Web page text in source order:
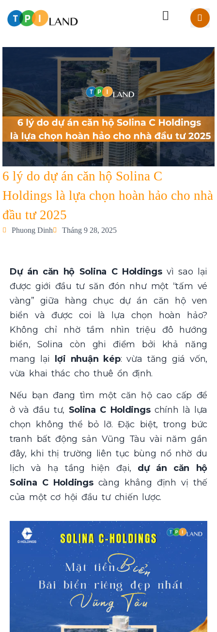
6 lý do dự án căn hộ Solina C
Holdings là lựa chọn hoàn hảo cho nhà
đầu tư 2025
Phuong Dinh Tháng 9 28, 2025
Dự án căn hộ Solina C Holdingsvì sao lại
được giới đầu tư săn đón như một “tấm vé
vàng” giữa hàng chục dự án căn hộ ven
biển và được coi là lựa chọn hoàn hảo?
Không chỉ nhờ tầm nhìn triệu đô hướng
biển, Solina còn ghi điểm bởi khả năng
mang lại
lợi nhuận kép: vừa tăng giá vốn,
vừa khai thác cho thuê ổn định.
Nếu bạn đang tìm một căn hộ cao cấp để
ở và đầu tư, Solina C Holdingschính là lựa
chọn không thể bỏ lỡ. Đặc biệt, trong bức
tranh bất động sản Vũng Tàu vài năm gần
đây, khi thị trường liên tục bùng nổ nhờ du
lịch và hạ tầng hiện đại, dự án căn hộ
Solina C Holdingscàng khẳng định vị thế
của một cơ hội đầu tư chiến lược.